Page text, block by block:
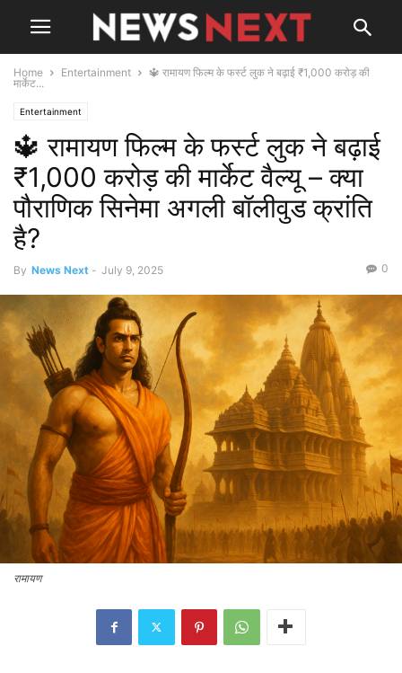
Home Entertainment
🔱 रामायण फिल्म के फर्स्ट लुक ने बढ़ाई ₹1,000 करोड़ की
मार्केट...
Entertainment
🔱 रामायण फिल्म के फर्स्ट लुक ने बढ़ाई
₹1,000 करोड़ की मार्केट वैल्यू – क्या
पौराणिक सिनेमा अगली बॉलीवुड क्रांति
है?
By News Next - July 9, 2025 0
रामायण